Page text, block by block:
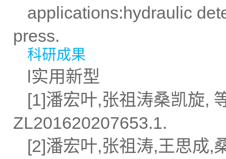
applications:hydraulic
press.
科研成果
l实用新型
[1]潘宏叶,张祖涛桑凯旋,
ZL201620207653.1.
[2]潘宏叶,张祖涛,王思成,